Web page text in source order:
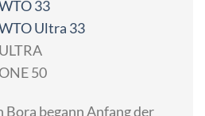
33
Ultra 33
50
Bora begann Anfang der